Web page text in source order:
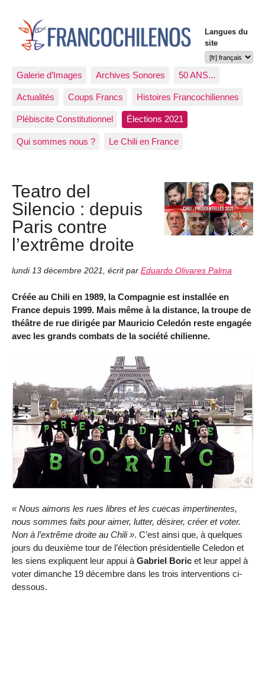
Langues du
site
Galerie d’Images Archives Sonores 50 ANS...
Actualités Coups Francs Histoires Francochiliennes
Plébiscite Constitutionnel Élections 2021
Qui sommes nous ? Le Chili en France
Teatro del
Silencio : depuis
Paris contre
l’extrême droite
lundi 13 décembre 2021, écrit par Eduardo Olivares Palma
Créée au Chili en 1989, la Compagnie est installée en
France depuis 1999. Mais même à la distance, la troupe de
théâtre de rue dirigée par Mauricio Celedón reste engagée
avec les grands combats de la société chilienne.
« Nous aimons les rues libres et les cuecas impertinentes,
nous sommes faits pour aimer, lutter, désirer, créer et voter.
Non à l’extrême droite au Chili ». C’est ainsi que, à quelques
jours du deuxième tour de l’élection présidentielle Celedon et
les siens expliquent leur appui à Gabriel Boric et leur appel à
voter dimanche 19 décembre dans les trois interventions ci-
dessous.